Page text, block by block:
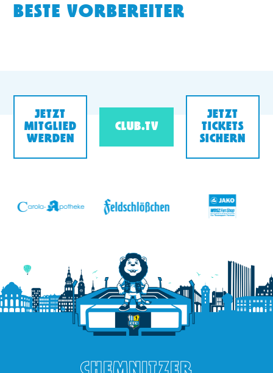
BESTE VORBEREITER
JETZT
MITGLIED
WERDEN
CLUB.TV
JETZT
TICKETS
SICHERN